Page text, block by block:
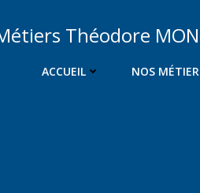
Théodore
ACCUEIL NOS